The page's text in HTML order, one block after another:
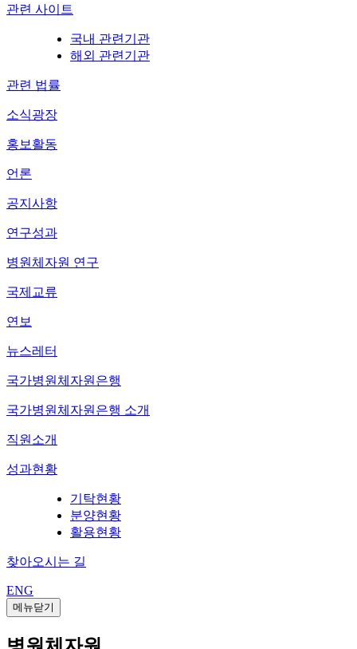
관련 사이트
국내 관련기관
해외 관련기관
관련 법률
소식광장
홍보활동
언론
공지사항
연구성과
병원체자원 연구
국제교류
연보
뉴스레터
국가병원체자원은행
국가병원체자원은행 소개
직원소개
성과현황
기탁현황
분양현황
활용현황
찾아오시는 길
ENG
메뉴닫기